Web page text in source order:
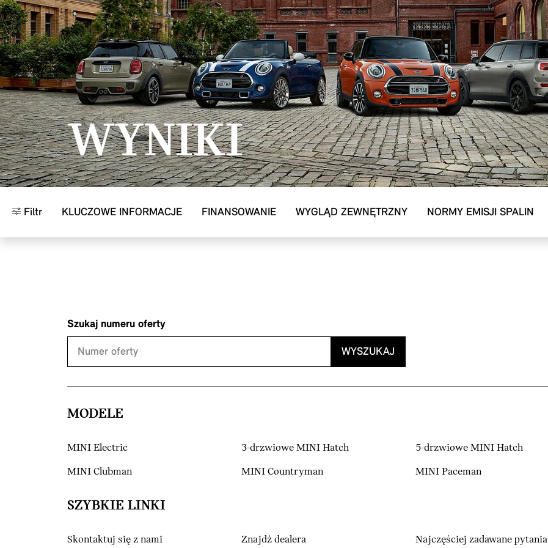
Przejdź do głównej treści
WYNIKI
Filtr KLUCZOWE INFORMACJE FINANSOWANIE WYGLĄD ZEWNĘTRZNY NORMY EMISJI SPALIN
Szukaj numeru oferty
WYSZUKAJ
MODELE
MINI Electric 3-drzwiowe MINI Hatch 5-drzwiowe MINI Hatch
MINI Clubman MINI Countryman MINI Paceman
SZYBKIE LINKI
Skontaktuj się z nami Znajdź dealera Najczęściej zadawane pytania